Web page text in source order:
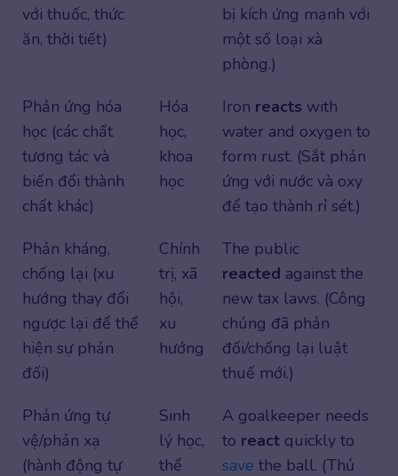
với thuốc, thức
ăn, thời tiết)
bị kích ứng mạnh với
một số loại xà
phòng.)
Phản ứng hóa
học (các chất
tương tác và
biến đổi thành
chất khác)
Hóa
học,
khoa
học
Iron reacts with
water and oxygen to
form rust. (Sắt phản
ứng với nước và oxy
để tạo thành rỉ sét.)
Phản kháng,
chống lại (xu
hướng thay đổi
ngược lại để thể
hiện sự phản
đối)
Chính
trị, xã
hội,
xu
hướng
The public
reacted against the
new tax laws. (Công
chúng đã phản
đối/chống lại luật
thuế mới.)
Phản ứng tự
vệ/phản xạ
(hành động tự
Sinh
lý học,
thể
A goalkeeper needs
to react quickly to
save the ball. (Thủ